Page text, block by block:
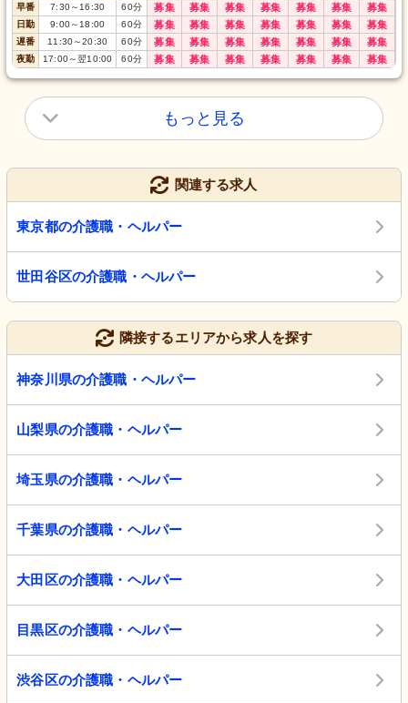
早番
7:30～ 16:30 60分 募集 募集 募集 募集 募集 募集 募集
日勤 9:00～ 18:00 60分 募集 募集 募集 募集 募集 募集 募集
遅番 11:30～20:30 60分 募集 募集 募集 募集 募集 募集 募集
夜勤 17:00～翌10:00 60分 募集 募集 募集 募集 募集 募集 募集
もっと見る
関連する求人
東京都の介護職・ヘルパー
世田谷区の介護職・ヘルパー
隣接するエリアから求人を探す
神奈川県の介護職・ヘルパー
山梨県の介護職・ヘルパー
埼玉県の介護職・ヘルパー
千葉県の介護職・ヘルパー
大田区の介護職・ヘルパー
目黒区の介護職・ヘルパー
渋谷区の介護職・ヘルパー